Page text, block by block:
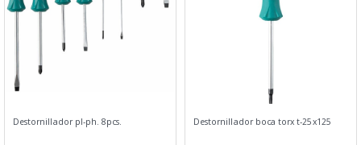
Destornillador pl-ph. 8pcs. Destornillador boca torx t-25x125